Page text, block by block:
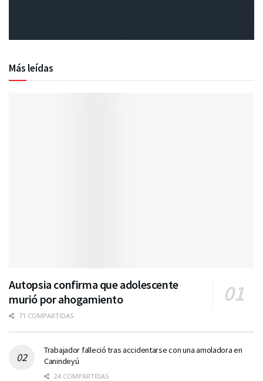
Más leídas
Autopsia confirma que adolescente
murió por ahogamiento
71 COMPARTIDAS
Trabajador falleció tras accidentarse con una amoladora en
Canindeyú
24 COMPARTIDAS